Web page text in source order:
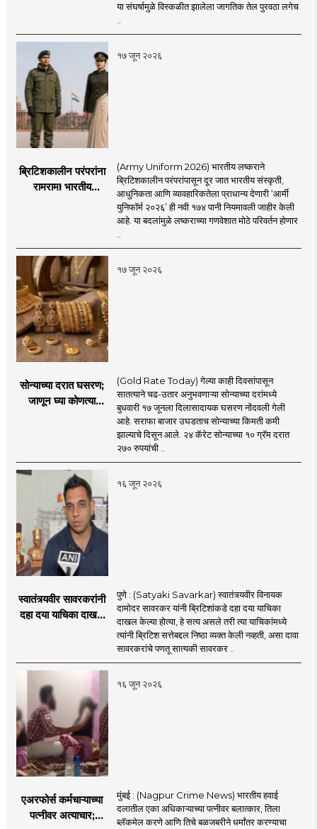
चिंता.
या संघर्षामुळे विस्कळीत झालेला जागतिक तेल पुरवठा लगेच
१७ जून २०२६
ब्रिटिशकालीन परंपरांना
रामराम! भारतीय
(Army Uniform 2026) भारतीय लष्कराने
ब्रिटिशकालीन परंपरांपासून दूर जात भारतीय संस्कृती,
आधुनिकता आणि व्यावहारिकतेला प्राधान्य देणारी ‘आर्मी
युनिफॉर्म २०२६’ ही नवी १७४ पानी नियमावली जाहीर केली
आहे. या बदलांमुळे लष्कराच्या गणवेशात मोठे परिवर्तन होणार
१७ जून २०२६
सोन्याच्या दरात घसरण;
जाणून घ्या कोणत्या
(Gold Rate Today) गेल्या काही दिवसांपासून
सातत्याने चढ-उतार अनुभवणाऱ्या सोन्याच्या दरांमध्ये
बुधवारी १७ जूनला दिलासादायक घसरण नोंदवली गेली
आहे. सराफा बाजार उघडताच सोन्याच्या किमती कमी
झाल्याचे दिसून आले. २४ कॅरेट सोन्याच्या १० ग्रॅम दरात
२७० रुपयांची ..
१६ जून २०२६
स्वातंत्र्यवीर सावरकरांनी
दहा दया याचिका दाखल
निष्ठा व्यक्त केली नाही’!
पणतू सात्यकी सावरकर
यांनी न्यायालयात सादर
केला दावा
पुणे : (Satyaki Savarkar) स्वातंत्र्यवीर विनायक
दामोदर सावरकर यांनी ब्रिटिशांकडे दहा दया याचिका
दाखल केल्या होत्या, हे सत्य असले तरी त्या याचिकांमध्ये
त्यांनी ब्रिटिश सत्तेबद्दल निष्ठा व्यक्त केली नव्हती, असा दावा
सावरकरांचे पणतू सात्यकी सावरकर ..
१६ जून २०२६
एअरफोर्स कर्मचाऱ्याच्या
पत्नीवर अत्याचार;
मुंबई : (Nagpur Crime News) भारतीय हवाई
दलातील एका अधिकाऱ्याच्या पत्नीवर बलात्कार, तिला
ब्लॅकमेल करणे आणि तिचे बळजबरीने धर्मांतर करण्याचा